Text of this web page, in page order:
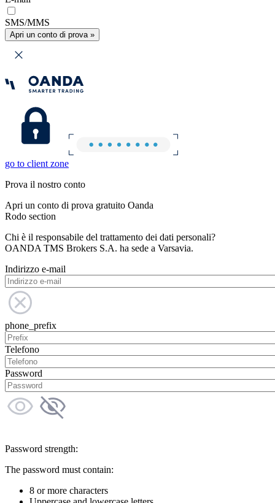
SMS/MMS
Apri un conto di prova »
go to client zone
Prova il nostro conto
Apri un conto di prova gratuito Oanda
Rodo section
Chi è il responsabile del trattamento dei dati personali?
OANDA TMS Brokers S.A. ha sede a Varsavia.
Indirizzo e-mail
phone_prefix
Telefono
Password
Password strength:
The password must contain:
8 or more characters